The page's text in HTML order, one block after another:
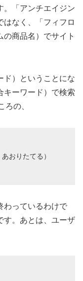
。「アンチエイジン
はなく、「フィフロ
商品名）でサイト
ド）ということにな
キーワード）で検索
ろの、
おりたてる）
わっているわけで
す。あとは、ユーザ